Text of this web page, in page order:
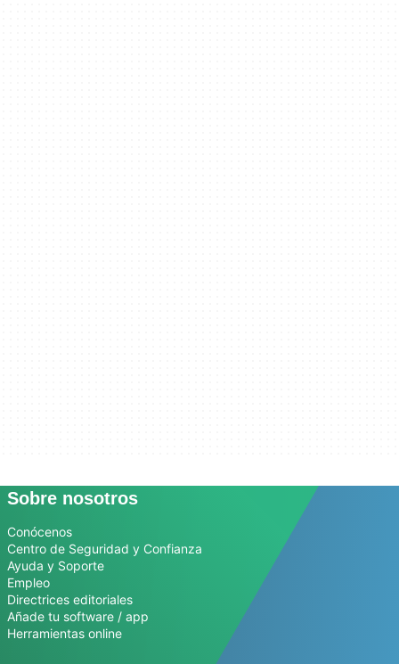
Sobre nosotros
Conócenos
Centro de Seguridad y Confianza
Ayuda y Soporte
Empleo
Directrices editoriales
Añade tu software / app
Herramientas online